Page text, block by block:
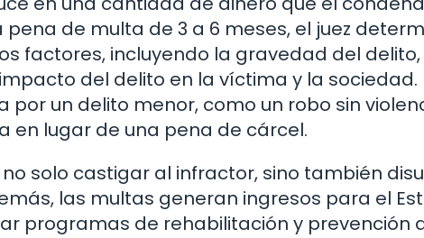
de multa de 3 a 6 meses, el juez
factores, incluyendo la gravedad del delito,
del delito en la víctima y la sociedad.
un delito menor, como un robo sin
en lugar de una pena de cárcel.
solo castigar al infractor, sino también
las multas generan ingresos para el
programas de rehabilitación y prevención